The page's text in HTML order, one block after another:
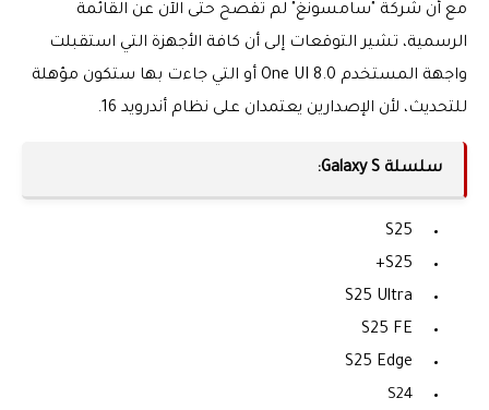
مع أن شركة "سامسونغ" لم تفصح حتى الآن عن القائمة
الرسمية، تشير التوقعات إلى أن كافة الأجهزة التي استقبلت
واجهة المستخدم One UI 8.0 أو التي جاءت بها ستكون مؤهلة
للتحديث، لأن الإصدارين يعتمدان على نظام أندرويد 16.
سلسلة Galaxy S:
S25
S25+
S25 Ultra
S25 FE
S25 Edge
S24